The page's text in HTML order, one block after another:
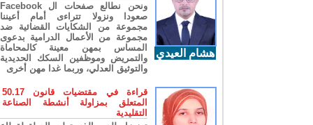
هشام العيدي
ونحن نطالع صفحات ال Facebook
صعودا ونزولا تتراءى أمام أعيننا
مجموعة من الشكايات القضائية ضد
مجموعة من الأعمال الدرامية بدعوى
المساس بمهن معينة كالمحاماة
والتمريض وموظفين السكك الحديدية
والتوثيق العدلي، وربما غدا مهن أخرى
قراءة في مقتضيات قانون 50.17
المتعلق بمزاولة أنشطة الصناعة
التقليدية